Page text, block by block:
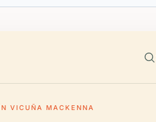
VICUÑA MACKENNA